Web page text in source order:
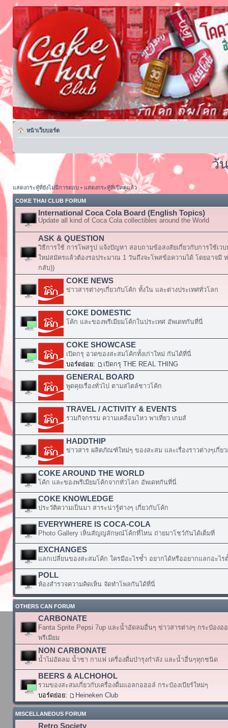
หน้าเว็บบอร์ด
วั
แสดงกระทู้ที่ยังไม่มีการตอบ• แสดงกระทู้ที่เปิดดูแล้ว
COKE THAI CLUB FORUM
International Coca Cola Board (English Topics)
Update all kind of Coca Cola collectibles around the World
ASK & QUESTION
วิธีการใช้ การโพสรูป แจ้งปัญหา สอบถามข้อสงสัยเกี่ยวกับการใช้เว
ใหม่สมัครแล้วต้องรอประมาณ 1 วันถึงจะโพสข้อความได้ โดยอาจมี
กลับ))
COKE NEWS
ข่าวสารต่างๆเกี่ยวกับโค้ก ทั้งใน และต่างประเทศทั่วโลก
COKE DOMESTIC
โค้ก และของพรีเมียมโค้กในประเทศ อัพเดทกันที่นี่
COKE SHOWCASE
เปิดกรุ อวดของสะสมโค้กทั้งเก่าใหม่ กันได้ที่นี่
บอร์ดย่อย:
เปิดกรุ THE REAL THING
GENERAL BOARD
พูดคุยเรื่องทั่วไป ตามสไตล์ชาวโค้ก
TRAVEL / ACTIVITY & EVENTS
รวมกิจกรรม ความเคลื่อนไหว พาเที่ยว เกมส์
HADDTHIP
ข่าวสาร ผลิตภัณฑ์ใหม่ๆ ของสะสม และเรื่องราวต่างๆเกี่ย
COKE AROUND THE WORLD
โค้ก และของพรีเมียมโค้กจากทั่วโลก อัพเดทกันที่นี่
COKE KNOWLEDGE
ประวัติความเป็นมา สาระน่ารู้ต่างๆ เกี่ยวกับโค้ก
EVERYWHERE IS COCA-COLA
Photo Gallery เห็นสัญญลักษณ์โค้กที่ไหน ถ่ายมาโชว์กันได้เต็มที่
EXCHANGES
แลกเปลี่ยนของสะสมโค้ก ใครมีอะไรซ้ำ อยากได้หรืออยากแลกอะไร
POLL
ห้องสำรวจความคิดเห็น จัดทำโพลกันได้ที่นี่
OTHERS CAN FORUM
CARBONATE
Fanta Sprite Pepsi 7up และน้ำอัดลมอื่นๆ ข่าวสารต่างๆ กระป๋องอ
พรีเมียม
NON CARBONATE
น้ำไม่อัดลม น้ำชา กาแฟ เครื่องดื่มบำรุงกำลัง และน้ำอื่นๆทุกชนิด
BEERS & ALCHOHOL
รวมของสะสมเกี่ยวกับเครื่องดื่มแอลกอฮอล์ กระป๋องเบียร์ใหม่ๆ
บอร์ดย่อย:
Heineken Club
MISCELLANEOUS FORUM
Retro Society